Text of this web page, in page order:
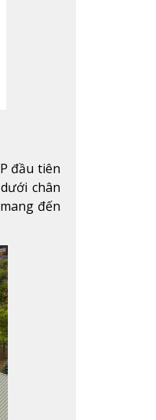
đầu tiên
chân
đến
tuyết